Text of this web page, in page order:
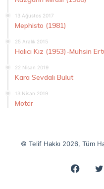
13 Ağustos 2017
Mephisto (1981)
25 Aralık 2015
Halıcı Kız (1953)-Muhsin
22 Nisan 2019
Kara Sevdalı Bulut
13 Nisan 2019
Motör
© Telif Hakkı 2026, Tüm